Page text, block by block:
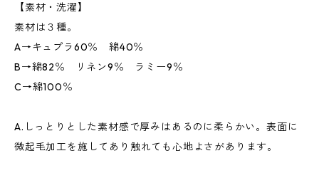
【素材・洗濯】
素材は３種。
A→キュプラ60％ 綿40％
B→綿82％ リネン9％ ラミー9％
C→綿100％
A.しっとりとした素材感で厚みはあるのに柔らかい。表面に
微起毛加工を施してあり触れても心地よさがあります。